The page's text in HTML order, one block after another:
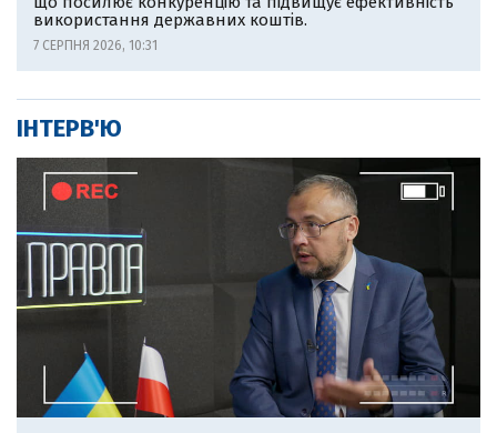
використання державних коштів.
7 СЕРПНЯ 2026, 10:31
ІНТЕРВ'Ю